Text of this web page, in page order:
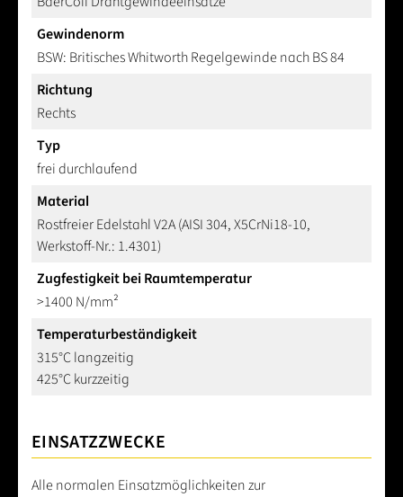
Gewindenorm
BSW: Britisches Whitworth Regelgewinde nach BS 84
Richtung
Rechts
Typ
frei durchlaufend
Material
Rostfreier Edelstahl V2A (AISI 304, X5CrNi18-10,
Werkstoff-Nr.: 1.4301)
Zugfestigkeit bei Raumtemperatur
>1400 N/mm²
Temperaturbeständigkeit
315°C langzeitig
425°C kurzzeitig
EINSATZZWECKE
Alle normalen Einsatzmöglichkeiten zur